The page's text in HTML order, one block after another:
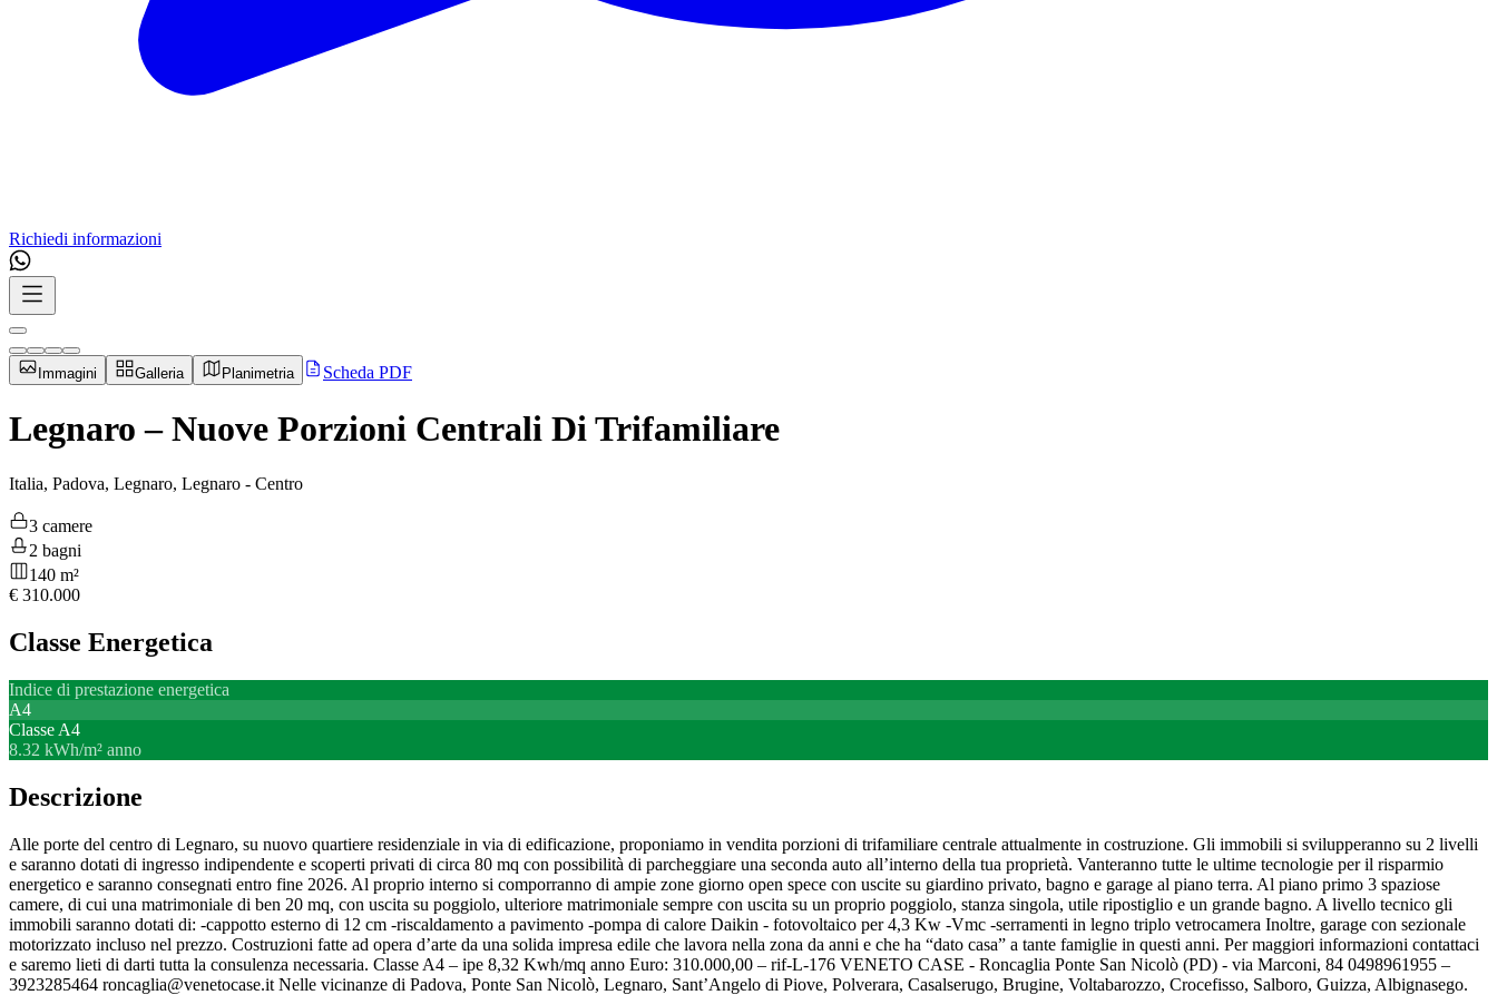
Richiedi informazioni
Immagini Galleria Planimetria Scheda PDF
Legnaro – Nuove Porzioni Centrali Di Trifamiliare
Italia, Padova, Legnaro, Legnaro - Centro
3 camere
2 bagni
140 m²
€ 310.000
Classe Energetica
Indice di prestazione energetica
A4
Classe A4
8.32 kWh/m² anno
Descrizione
Alle porte del centro di Legnaro, su nuovo quartiere residenziale in via di edificazione, proponiamo in vendita porzioni di trifamiliare centrale attualmente in costruzione. Gli immobili si svilupperanno su 2 livelli
e saranno dotati di ingresso indipendente e scoperti privati di circa 80 mq con possibilità di parcheggiare una seconda auto all’interno della tua proprietà. Vanteranno tutte le ultime tecnologie per il risparmio
energetico e saranno consegnati entro fine 2026. Al proprio interno si comporranno di ampie zone giorno open spece con uscite su giardino privato, bagno e garage al piano terra. Al piano primo 3 spaziose
camere, di cui una matrimoniale di ben 20 mq, con uscita su poggiolo, ulteriore matrimoniale sempre con uscita su un proprio poggiolo, stanza singola, utile ripostiglio e un grande bagno. A livello tecnico gli
immobili saranno dotati di: -cappotto esterno di 12 cm -riscaldamento a pavimento -pompa di calore Daikin - fotovoltaico per 4,3 Kw -Vmc -serramenti in legno triplo vetrocamera Inoltre, garage con sezionale
motorizzato incluso nel prezzo. Costruzioni fatte ad opera d’arte da una solida impresa edile che lavora nella zona da anni e che ha “dato casa” a tante famiglie in questi anni. Per maggiori informazioni contattaci
e saremo lieti di darti tutta la consulenza necessaria. Classe A4 – ipe 8,32 Kwh/mq anno Euro: 310.000,00 – rif-L-176 VENETO CASE - Roncaglia Ponte San Nicolò (PD) - via Marconi, 84 0498961955 –
3923285464 roncaglia@venetocase.it Nelle vicinanze di Padova, Ponte San Nicolò, Legnaro, Sant’Angelo di Piove, Polverara, Casalserugo, Brugine, Voltabarozzo, Crocefisso, Salboro, Guizza, Albignasego.